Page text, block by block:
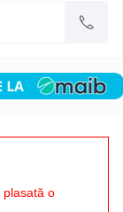
plasată o